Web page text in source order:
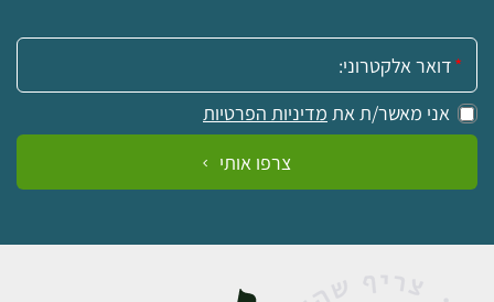
אימייל:
אני מאשר/ת את מדיניות הפרטיות
צרפו אותי